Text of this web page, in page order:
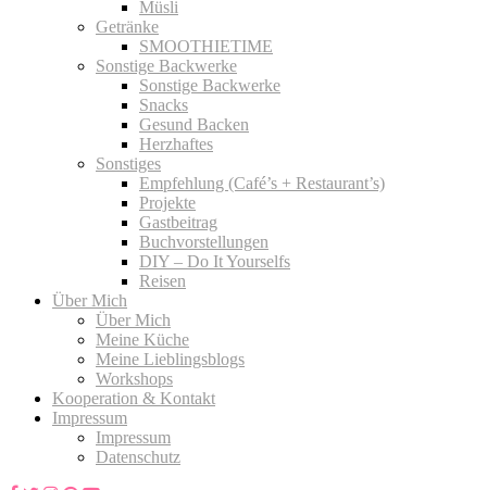
Müsli
Getränke
SMOOTHIETIME
Sonstige Backwerke
Sonstige Backwerke
Snacks
Gesund Backen
Herzhaftes
Sonstiges
Empfehlung (Café’s + Restaurant’s)
Projekte
Gastbeitrag
Buchvorstellungen
DIY – Do It Yourselfs
Reisen
Über Mich
Über Mich
Meine Küche
Meine Lieblingsblogs
Workshops
Kooperation & Kontakt
Impressum
Impressum
Datenschutz